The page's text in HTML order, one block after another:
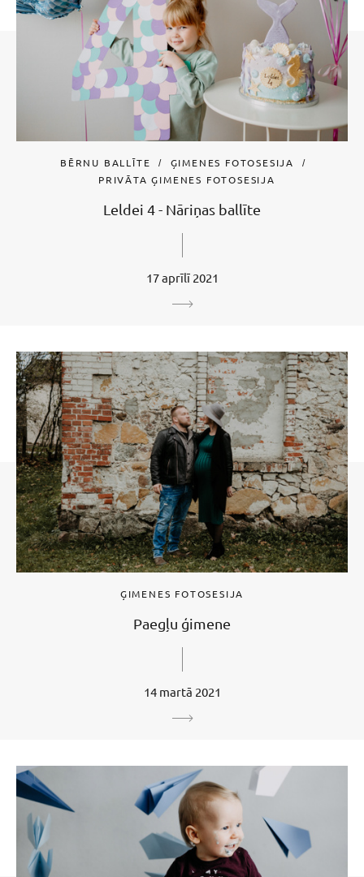
BĒRNU BALLĪTE
ĢIMENES FOTOSESIJA
PRIVĀTA ĢIMENES FOTOSESIJA
Leldei 4 - Nāriņas ballīte
17 aprīlī 2021
ĢIMENES FOTOSESIJA
Paegļu ģimene
14 martā 2021